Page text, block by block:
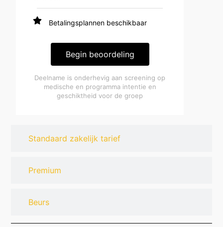
Standaard zakelijk tarief
Premium
Beurs
Betalingsplannen beschikbaar
Begin beoordeling
Deelname is onderhevig aan screening op
medische en programma intentie en
geschiktheid voor de groep